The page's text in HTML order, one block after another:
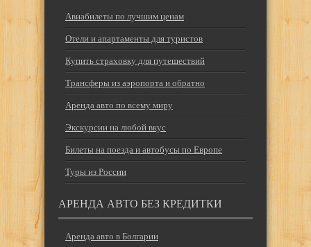
Авиабилеты по лучшим ценам
Отели и апартаменты для туристов
Купить страховку для путешествий
Трансферы из аэропорта и обратно
Аренда авто по всему миру
Экскурсии на любой вкус
Билеты на поезда и автобусы по Европе
Туры из России
АРЕНДА АВТО БЕЗ КРЕДИТКИ
Аренда авто в Болгарии